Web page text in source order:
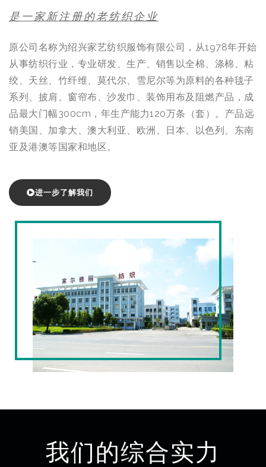
是一家新注册的老纺织企业
原公司名称为绍兴家艺纺织服饰有限公司，从1978年开始
从事纺织行业，专业研发、生产、销售以全棉、涤棉、粘
绞、天丝、竹纤维、莫代尔、雪尼尔等为原料的各种毯子
系列、披肩、窗帘布、沙发巾、装饰用布及阻燃产品，成
品最大门幅300cm，年生产能力120万条（套）。产品远
销美国、加拿大、澳大利亚、欧洲、日本、以色列、东南
亚及港澳等国家和地区。
进一步了解我们
我们的综合实力